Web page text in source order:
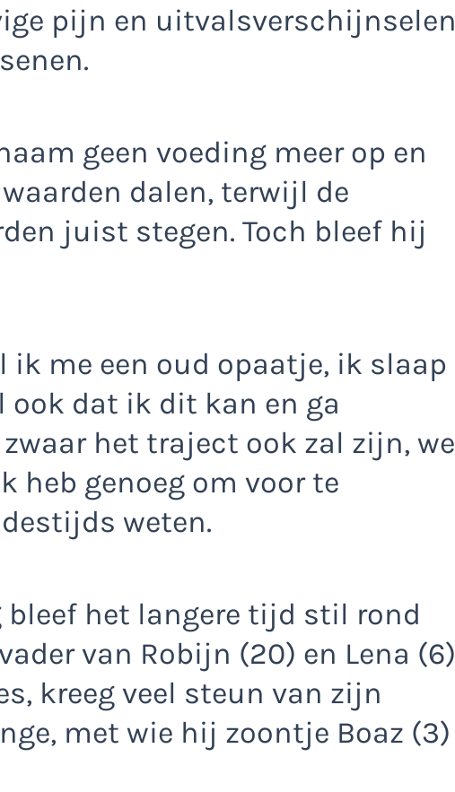
pijn en uitvalsverschijnselen
geen voeding meer op en
dalen, terwijl de
juist stegen. Toch bleef hij
ik me een oud opaatje, ik slaap
ook dat ik dit kan en ga
het traject ook zal zijn, we
heb genoeg om voor te
weten.
bleef het langere tijd stil rond
van Robijn (20) en Lena (6)
kreeg veel steun van zijn
met wie hij zoontje Boaz (3)